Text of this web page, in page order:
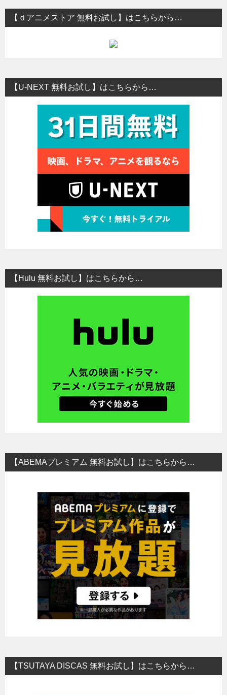
【ｄアニメストア 無料お試し】はこちらから…
【U-NEXT 無料お試し】はこちらから…
【Hulu 無料お試し】はこちらから…
【ABEMAプレミアム 無料お試し】はこちらから…
【TSUTAYA DISCAS 無料お試し】はこちらから…